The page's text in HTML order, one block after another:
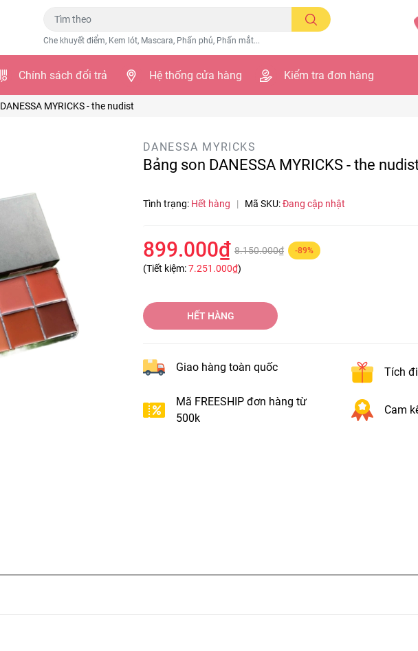
Che khuyết điểm, Kem lót, Mascara, Phấn phủ, Phấn mắt...
Chính sách đổi trả Hệ thống cửa hàng Kiểm tra đơn hàng
MYRICKS - the nudist
DANESSA MYRICKS
Bảng son DANESSA MYRICKS - the
Tình trạng: Hết hàng | Mã SKU:Đang cập nhật
899.000₫ 8.150.000₫ -89%
(Tiết kiệm:7.251.000₫)
HẾT HÀNG
Giao hàng toàn quốc Tích
Mã FREESHIP đơn hàng từ
500k
Cam